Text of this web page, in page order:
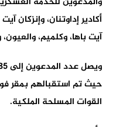
أكادير إداوتنان، وإنزكان
آيت باها، وكلميم، والعيون،
حيث تم استقبالهم بمقر
القوات المسلحة الملكية.